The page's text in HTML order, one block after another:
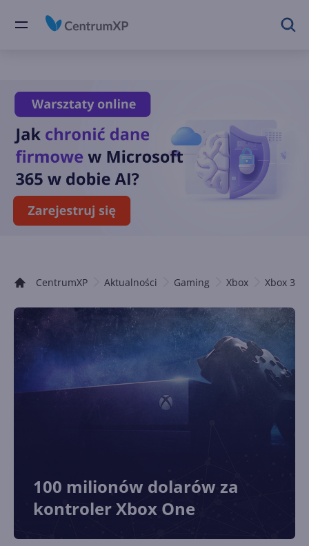
CentrumXP Aktualności Gaming Xbox Xbox 360
100 milionów dolarów za
kontroler Xbox One